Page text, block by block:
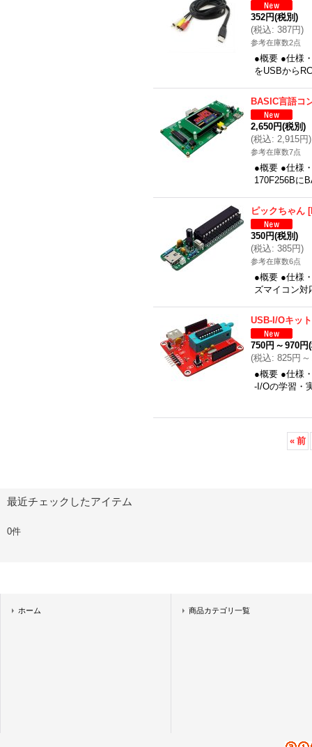
352円(税別)
(税込: 387円)
参考在庫数2点
●概要 ●仕様
をUSBから
BASIC言語コ
2,650円(税別)
(税込: 2,915円)
参考在庫数7点
●概要 ●仕様
170F256Bに
ピックちゃん [
350円(税別)
(税込: 385円)
参考在庫数6点
●概要 ●仕様
ズマイコン
USB-I/Oキット
750円 ～ 970円
(税込: 825円 ～
●概要 ●仕様
-I/Oの学習・
« 前
最近チェックしたアイテム
0件
ホーム 商品カテゴリ一覧